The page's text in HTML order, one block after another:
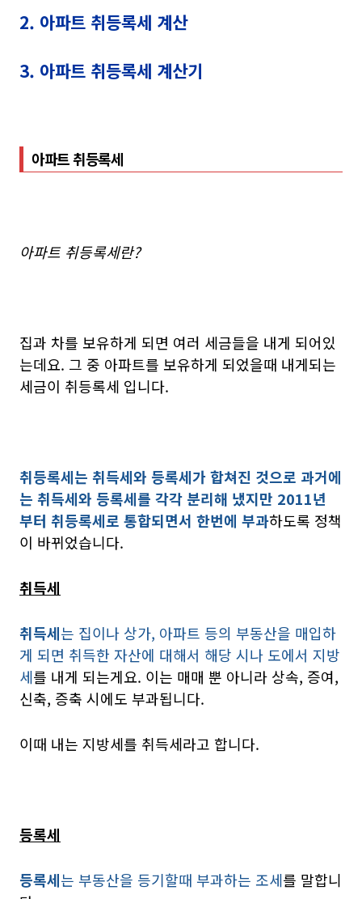
2. 아파트 취등록세 계산
3. 아파트 취등록세 계산기
아파트 취등록세
아파트 취등록세란?
집과 차를 보유하게 되면 여러 세금들을 내게 되어있
는데요. 그 중 아파트를 보유하게 되었을때 내게되는
세금이 취등록세 입니다.
취등록세는 취득세와 등록세가 합쳐진 것으로 과거에
는 취득세와 등록세를 각각 분리해 냈지만 2011년
부터 취등록세로 통합되면서 한번에 부과하도록 정책
이 바뀌었습니다.
취득세
취득세는 집이나 상가, 아파트 등의 부동산을 매입하
게 되면 취득한 자산에 대해서 해당 시나 도에서 지방
세를 내게 되는게요. 이는 매매 뿐 아니라 상속, 증여,
신축, 증축 시에도 부과됩니다.
이때 내는 지방세를 취득세라고 합니다.
등록세
등록세는 부동산을 등기할때 부과하는 조세를 말합니